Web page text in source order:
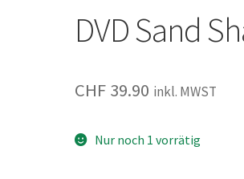
DVD Sand
CHF 39.90 inkl. MWST
Nur noch 1 vorrätig